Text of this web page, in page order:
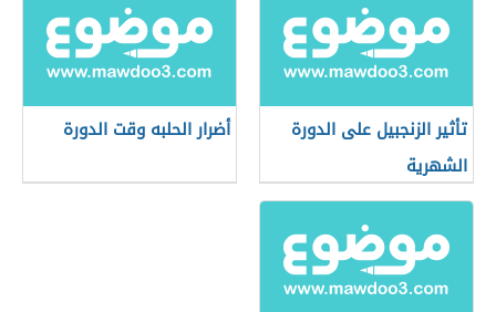
تأثير الزنجبيل على الدورة
الشهرية
أضرار الحلبه وقت الدورة